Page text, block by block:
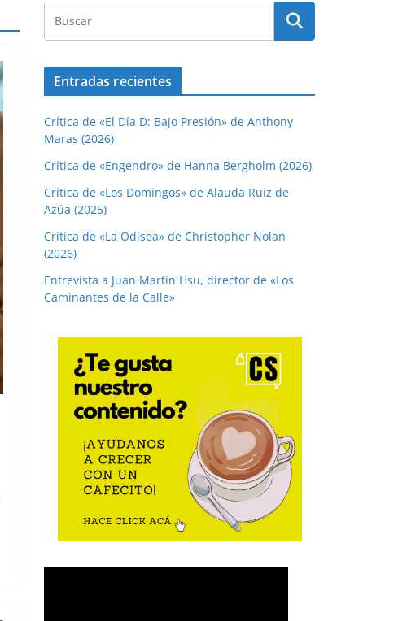
Entradas recientes
Crítica de «El Día D: Bajo Presión» de Anthony
Maras (2026)
Crítica de «Engendro» de Hanna Bergholm (2026)
Crítica de «Los Domingos» de Alauda Ruiz de
Azúa (2025)
Crítica de «La Odisea» de Christopher Nolan
(2026)
Entrevista a Juan Martín Hsu, director de «Los
Caminantes de la Calle»